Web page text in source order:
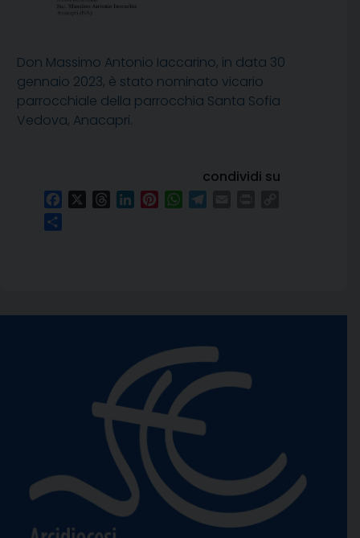
Don Massimo Antonio Iaccarino, in data 30
gennaio 2023, è stato nominato vicario
parrocchiale della parrocchia Santa Sofia
Vedova, Anacapri.
condividi su
FacebookThreadsLinkedInPinterestWhatsApp